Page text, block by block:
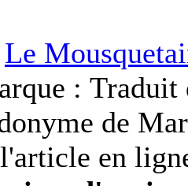
Le
:
de
en